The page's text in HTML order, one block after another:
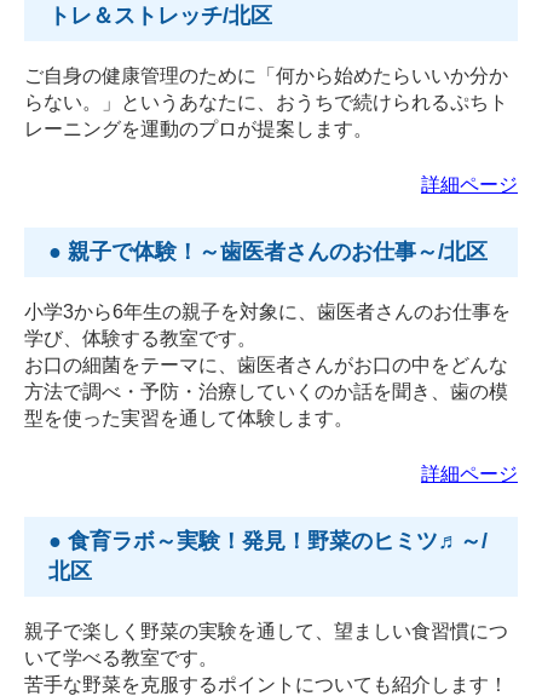
トレ＆ストレッチ/北区
ご自身の健康管理のために「何から始めたらいいか分か
らない。」というあなたに、おうちで続けられるぷちト
レーニングを運動のプロが提案します。
詳細ページ
● 親子で体験！～歯医者さんのお仕事～/北区
小学3から6年生の親子を対象に、歯医者さんのお仕事を
学び、体験する教室です。
お口の細菌をテーマに、歯医者さんがお口の中をどんな
方法で調べ・予防・治療していくのか話を聞き、歯の模
型を使った実習を通して体験します。
詳細ページ
● 食育ラボ～実験！発見！野菜のヒミツ♬～/
北区
親子で楽しく野菜の実験を通して、望ましい食習慣につ
いて学べる教室です。
苦手な野菜を克服するポイントについても紹介します！